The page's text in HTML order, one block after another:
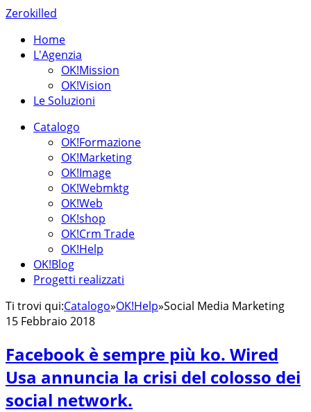
Zerokilled
Home
L'Agenzia
OK!Mission
OK!Vision
Le Soluzioni
Catalogo
OK!Formazione
OK!Marketing
OK!Image
OK!Webmktg
OK!Web
OK!shop
OK!Crm Trade
OK!Help
OK!Blog
Progetti realizzati
Ti trovi qui:Catalogo»OK!Help»Social Media Marketing
15 Febbraio 2018
Facebook è sempre più ko. Wired
Usa annuncia la crisi del colosso dei
social network.